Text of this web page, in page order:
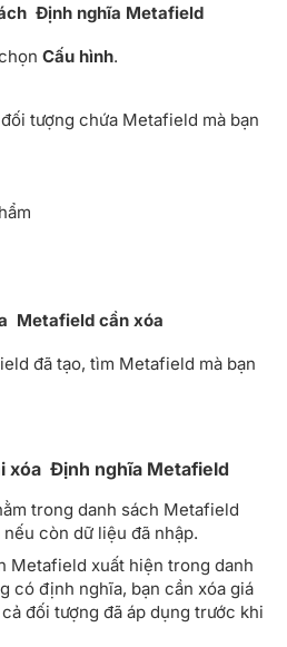
Định nghĩa Metafield
Cấu hình.
tượng chứa Metafield mà bạn
Metafield cần xóa
đã tạo, tìm Metafield mà bạn
xóa Định nghĩa Metafield
trong danh sách Metafield
còn dữ liệu đã nhập.
Metafield xuất hiện trong danh
có định nghĩa, bạn cần xóa giá
đối tượng đã áp dụng trước khi